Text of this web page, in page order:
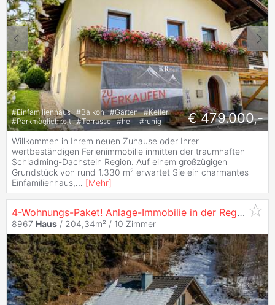
#Einfamilienhaus #Balkon #Garten #Keller
#Parkmöglichkeit #Terrasse #hell #ruhig € 479.000,-
Willkommen in Ihrem neuen Zuhause oder Ihrer
wertbeständigen Ferienimmobilie inmitten der traumhaften
Schladming-Dachstein Region. Auf einem großzügigen
Grundstück von rund 1.330 m² erwartet Sie ein charmantes
Einfamilienhaus,... [Mehr]
4-Wohnungs-Paket! Anlage-Immobilie in der Region Schladming-Dachstein
8967 Haus / 204,34m² / 10 Zimmer